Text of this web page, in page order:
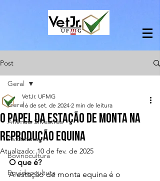
Post
Geral
Animais Silvestres
Avicultura
Bovinocultura
Equideocultura
Geral
O Papel da Estação de Monta na
Reprodução Equina
VetJr. UFMG
16 de set. de 2024 2 min de leitura
Atualizado:10 de fev. de 2025
O que é?
A estação de monta equina é o